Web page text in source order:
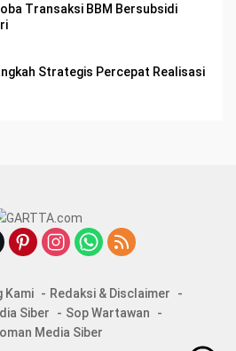
Transaksi BBM Bersubsidi
Strategis Percepat Realisasi
Kami
Redaksi & Disclaimer
Siber
Sop Wartawan
Media Siber